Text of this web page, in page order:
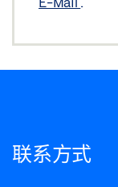
联系方式